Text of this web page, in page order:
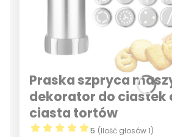
Praska szpryca
dekorator do ciastek
ciasta tortów
5 (Ilość głosów 1)